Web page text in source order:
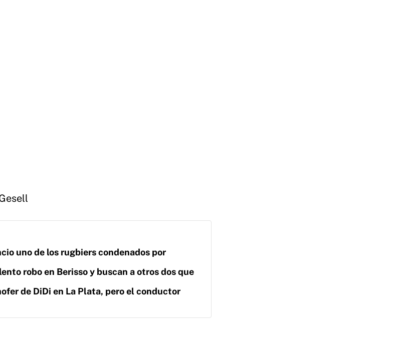
uno de los rugbiers condenados por
robo en Berisso y buscan a otros dos que
de DiDi en La Plata, pero el conductor